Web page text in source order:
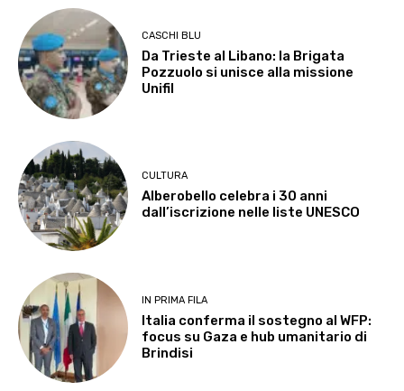
CASCHI BLU
Da Trieste al Libano: la Brigata
Pozzuolo si unisce alla missione
Unifil
CULTURA
Alberobello celebra i 30 anni
dall’iscrizione nelle liste UNESCO
IN PRIMA FILA
Italia conferma il sostegno al WFP:
focus su Gaza e hub umanitario di
Brindisi